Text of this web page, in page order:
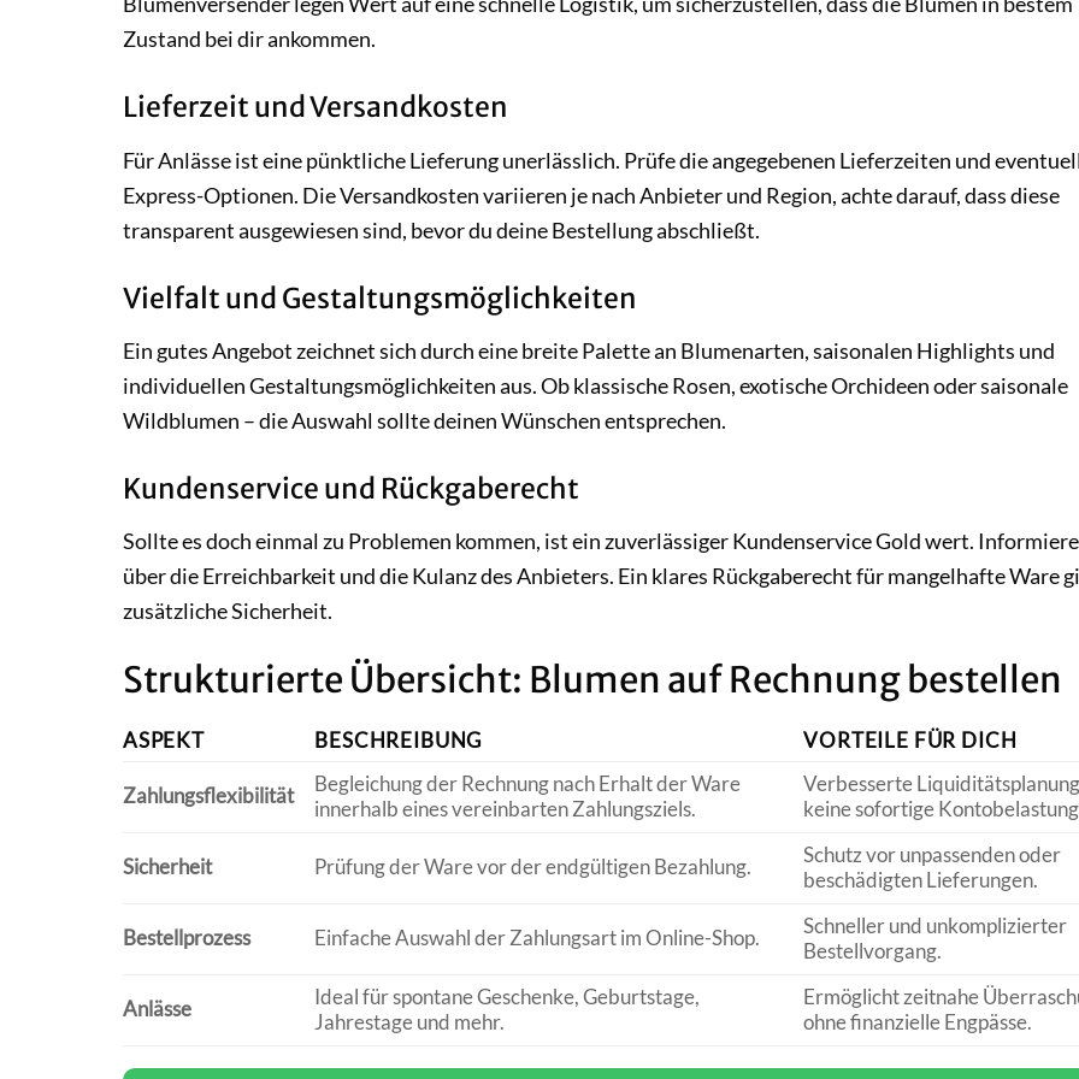
Zustand bei dir ankommen.
Lieferzeit und Versandkosten
Für Anlässe ist eine pünktliche Lieferung unerlässlich. Prüfe die angegebenen Lieferzeiten und
Express-Optionen. Die Versandkosten variieren je nach Anbieter und Region, achte darauf, dass diese
transparent ausgewiesen sind, bevor du deine Bestellung abschließt.
Vielfalt und Gestaltungsmöglichkeiten
Ein gutes Angebot zeichnet sich durch eine breite Palette an Blumenarten, saisonalen Highlights und
individuellen Gestaltungsmöglichkeiten aus. Ob klassische Rosen, exotische Orchideen oder saisonale
Wildblumen – die Auswahl sollte deinen Wünschen entsprechen.
Kundenservice und Rückgaberecht
Sollte es doch einmal zu Problemen kommen, ist ein zuverlässiger Kundenservice Gold wert.
über die Erreichbarkeit und die Kulanz des Anbieters. Ein klares Rückgaberecht für mangelhafte Ware
zusätzliche Sicherheit.
Strukturierte Übersicht: Blumen auf Rechnung bestellen
ASPEKT BESCHREIBUNG VORTEILE FÜR DICH
Zahlungsflexibilität
Begleichung der Rechnung nach Erhalt der Ware
innerhalb eines vereinbarten Zahlungsziels.
Verbesserte
keine sofortige
Sicherheit Prüfung der Ware vor der endgültigen Bezahlung.
Schutz vor unpassenden oder
beschädigten Lieferungen.
Bestellprozess Einfache Auswahl der Zahlungsart im Online-Shop.
Schneller und unkomplizierter
Bestellvorgang.
Anlässe
Ideal für spontane Geschenke, Geburtstage,
Jahrestage und mehr.
Ermöglicht zeitnahe
ohne finanzielle Engpässe.